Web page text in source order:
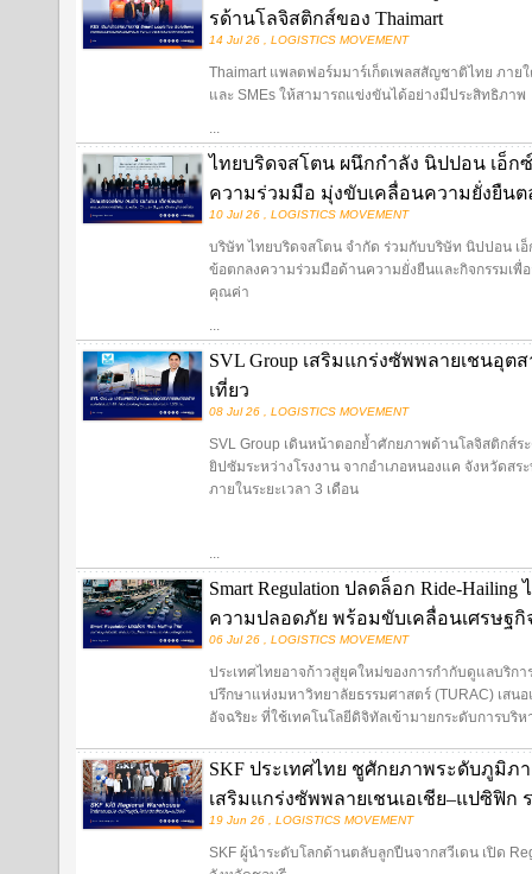
รด้านโลจิสติกส์ของ Thaimart
14 Jul 26 , LOGISTICS MOVEMENT
Thaimart แพลตฟอร์มมาร์เก็ตเพลสสัญชาติไทย ภาย
และ SMEs ให้สามารถแข่งขันได้อย่างมีประสิทธิภาพ
...
ไทยบริดจสโตน ผนึกกำลัง นิปปอน เอ็ก
ความร่วมมือ มุ่งขับเคลื่อนความยั่งยืน
10 Jul 26 , LOGISTICS MOVEMENT
บริษัท ไทยบริดจสโตน จำกัด ร่วมกับบริษัท นิปปอน เ
ข้อตกลงความร่วมมือด้านความยั่งยืนและกิจกรรมเพื่
คุณค่า
...
SVL Group เสริมแกร่งซัพพลายเชนอุ
เที่ยว
08 Jul 26 , LOGISTICS MOVEMENT
SVL Group เดินหน้าตอกย้ำศักยภาพด้านโลจิสติกส์ร
ยิปซัมระหว่างโรงงาน จากอำเภอหนองแค จังหวัดส
ภายในระยะเวลา 3 เดือน
...
Smart Regulation ปลดล็อก Ride-
ความปลอดภัย พร้อมขับเคลื่อนเศรษฐกิ
06 Jul 26 , LOGISTICS MOVEMENT
ประเทศไทยอาจก้าวสู่ยุคใหม่ของการกำกับดูแลบริก
ปรึกษาแห่งมหาวิทยาลัยธรรมศาสตร์ (TURAC) เสน
อัจฉริยะ ที่ใช้เทคโนโลยีดิจิทัลเข้ามายกระดับการบริห
SKF ประเทศไทย ชูศักยภาพระดับภูมิภา
เสริมแกร่งซัพพลายเชนเอเชีย–แปซิฟิก
19 Jun 26 , LOGISTICS MOVEMENT
SKF ผู้นำระดับโลกด้านตลับลูกปืนจากสวีเดน เปิด